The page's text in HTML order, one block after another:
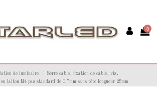
0
de luminaire
Serre câble, fixation de câble, vis,
laiton M4 pas standard de 0.7mm sans tête longueur 25mm